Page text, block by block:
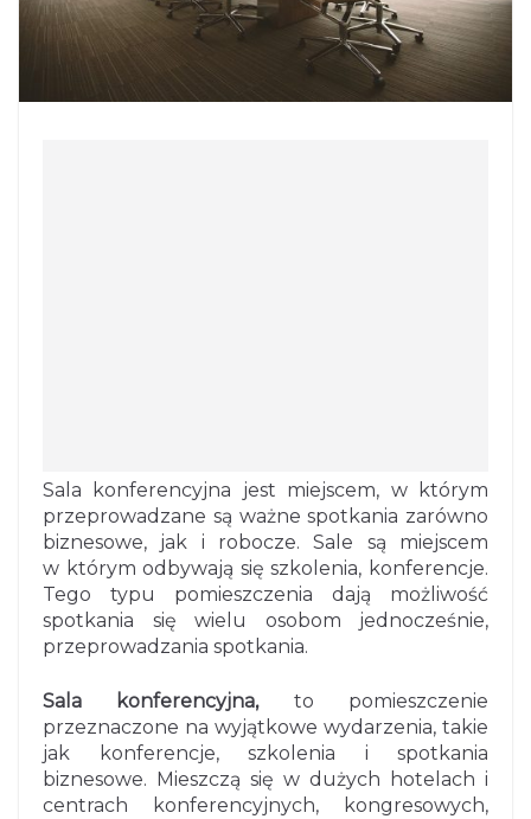
Sala konferencyjna jest miejscem, w którym
przeprowadzane są ważne spotkania zarówno
biznesowe, jak i robocze. Sale są miejscem
w którym odbywają się szkolenia, konferencje.
Tego typu pomieszczenia dają możliwość
spotkania się wielu osobom jednocześnie,
przeprowadzania spotkania.
Sala konferencyjna,to pomieszczenie
przeznaczone na wyjątkowe wydarzenia, takie
jak konferencje, szkolenia i spotkania
biznesowe. Mieszczą się w dużych hotelach i
centrach konferencyjnych, kongresowych,